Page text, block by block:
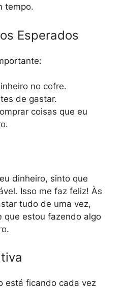
tempo.
Esperados
no cofre.
de gastar.
coisas que eu
dinheiro, sinto que
Isso me faz feliz! Às
tudo de uma vez,
que estou fazendo algo
está ficando cada vez